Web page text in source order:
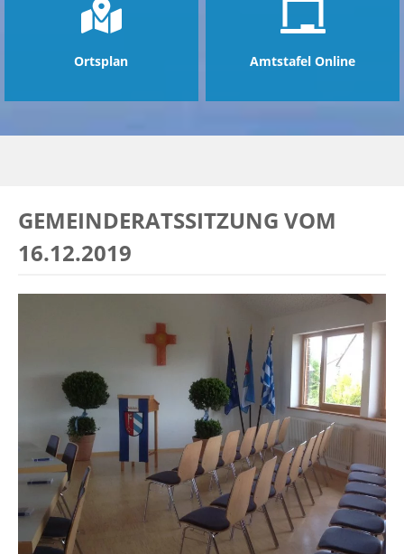
Ortsplan Amtstafel Online
GEMEINDERATSSITZUNG VOM
16.12.2019